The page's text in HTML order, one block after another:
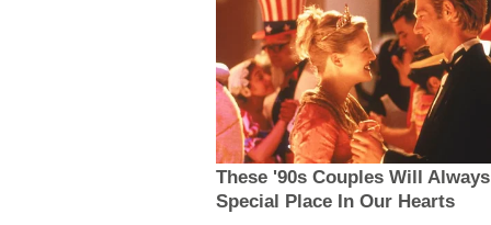
These '90s Couples Will
Special Place In Our Hearts